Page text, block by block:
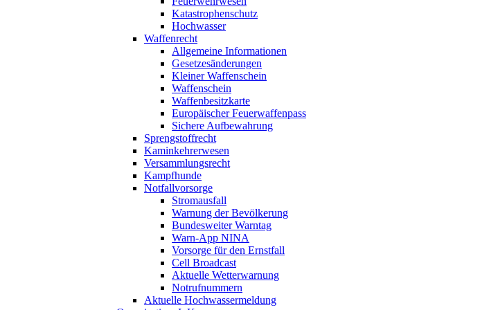
Katastrophenschutz
Hochwasser
Waffenrecht
Allgemeine Informationen
Gesetzesänderungen
Kleiner Waffenschein
Waffenschein
Waffenbesitzkarte
Europäischer Feuerwaffenpass
Sichere Aufbewahrung
Sprengstoffrecht
Kaminkehrerwesen
Versammlungsrecht
Kampfhunde
Notfallvorsorge
Stromausfall
Warnung der Bevölkerung
Bundesweiter Warntag
Warn-App NINA
Vorsorge für den Ernstfall
Cell Broadcast
Aktuelle Wetterwarnung
Notrufnummern
Aktuelle Hochwassermeldung